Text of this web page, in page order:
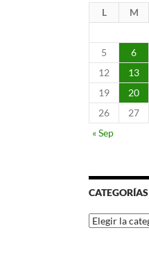
L M
5
6
12
13
19
20
26
27
« Sep
CATEGORÍAS
Categorías